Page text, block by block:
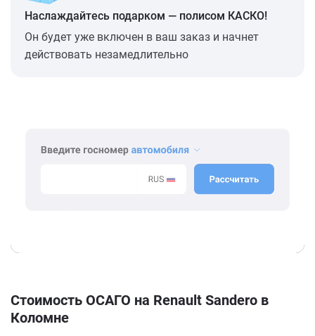
Наслаждайтесь подарком — полисом КАСКО!
Он будет уже включен в ваш заказ и начнет
действовать незамедлительно
Стоимость ОСАГО на Renault Sandero в
Коломне